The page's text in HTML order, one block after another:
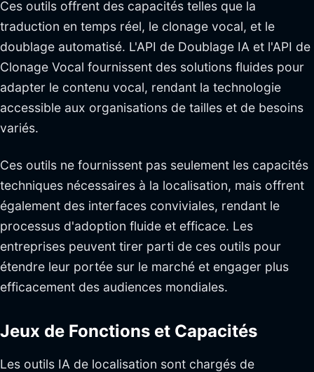
Ces outils offrent des capacités telles que la
traduction en temps réel, le clonage vocal, et le
doublage automatisé. L'API de Doublage IA et l'API de
Clonage Vocal fournissent des solutions fluides pour
adapter le contenu vocal, rendant la technologie
accessible aux organisations de tailles et de besoins
variés.
Ces outils ne fournissent pas seulement les capacités
techniques nécessaires à la localisation, mais offrent
également des interfaces conviviales, rendant le
processus d'adoption fluide et efficace. Les
entreprises peuvent tirer parti de ces outils pour
étendre leur portée sur le marché et engager plus
efficacement des audiences mondiales.
Jeux de Fonctions et Capacités
Les outils IA de localisation sont chargés de